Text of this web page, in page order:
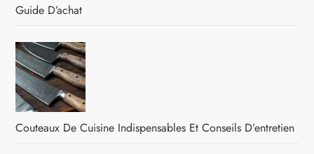
Guide D’achat
Couteaux De Cuisine Indispensables Et Conseils D’entretien